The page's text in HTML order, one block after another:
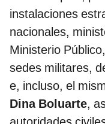
instalaciones
nacionales,
Ministerio
sedes militares,
e, incluso, el
Dina Boluarte,